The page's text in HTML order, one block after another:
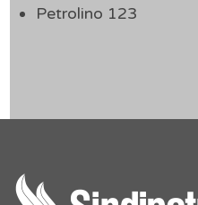
Petrolino 123